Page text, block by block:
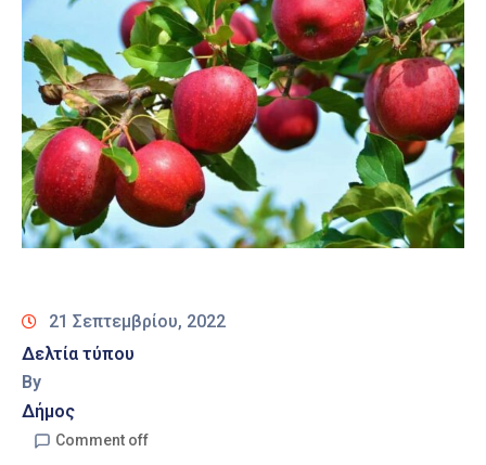
Υπηρεσίες
Του
Δήμου
Προσκλήσεις
Αποφάσεις
Τηλέφωνα
21 Σεπτεμβρίου, 2022
Δελτία τύπου
By
Δήμος
Comment off